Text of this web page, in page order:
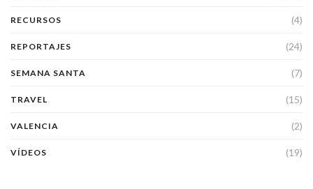
RECURSOS (4)
REPORTAJES (24)
SEMANA SANTA (7)
TRAVEL (15)
VALENCIA (2)
VÍDEOS (19)